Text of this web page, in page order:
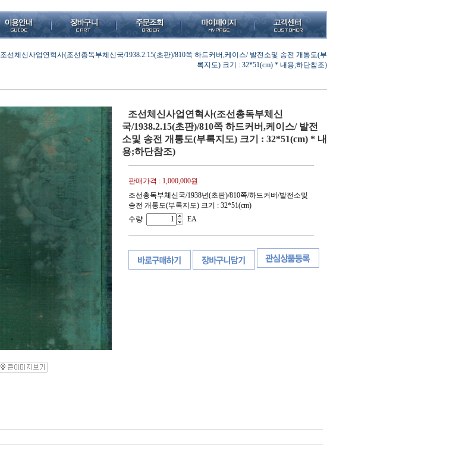
조선체신사업연혁사(조선총독부체신국/1938.2.15(초판)/810쪽 하드커버,케이스/ 발전소및 송전 개통도(부
록지도) 크기 : 32*51(cm) * 내용;하단참조)
조선체신사업연혁사(조선총독부체신
국/1938.2.15(초판)/810쪽 하드커버,케이스/ 발전
소및 송전 개통도(부록지도) 크기 : 32*51(cm) * 내
용;하단참조)
판매가격 : 1,000,000원
조선총독부체신국/1938년(초판)/810쪽/하드커버/발전소및
송전 개통도(부록지도) 크기 : 32*51(cm)
수량
EA